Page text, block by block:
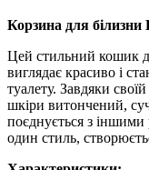
Корзина для білизни
Цей стильний кошик
виглядає красиво і
туалету. Завдяки
шкіри витончений,
поєднується з іншими
один стиль,